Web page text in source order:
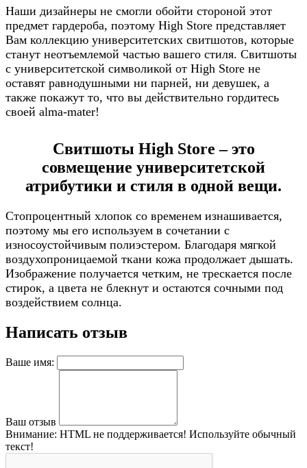
Наши дизайнеры не смогли обойти стороной этот
предмет гардероба, поэтому High Store представляет
Вам коллекцию университетских свитшотов, которые
станут неотъемлемой частью вашего стиля. Свитшоты
с университетской символикой от High Store не
оставят равнодушными ни парней, ни девушек, а
также покажут то, что вы действительно гордитесь
своей alma-mater!
Свитшоты High Store – это
совмещение университетской
атрибутики и стиля в одной вещи.
Стопроцентный хлопок со временем изнашивается,
поэтому мы его используем в сочетании с
износоустойчивым полиэстером. Благодаря мягкой
воздухопроницаемой ткани кожа продолжает дышать.
Изображение получается четким, не трескается после
стирок, а цвета не блекнут и остаются сочными под
воздействием солнца.
Написать отзыв
Ваше имя:
Ваш отзыв
Внимание: HTML не поддерживается! Используйте обычный
текст!